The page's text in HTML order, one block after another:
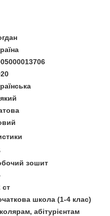
зошит
ст
школа (1-4 клас)
абітурієнтам